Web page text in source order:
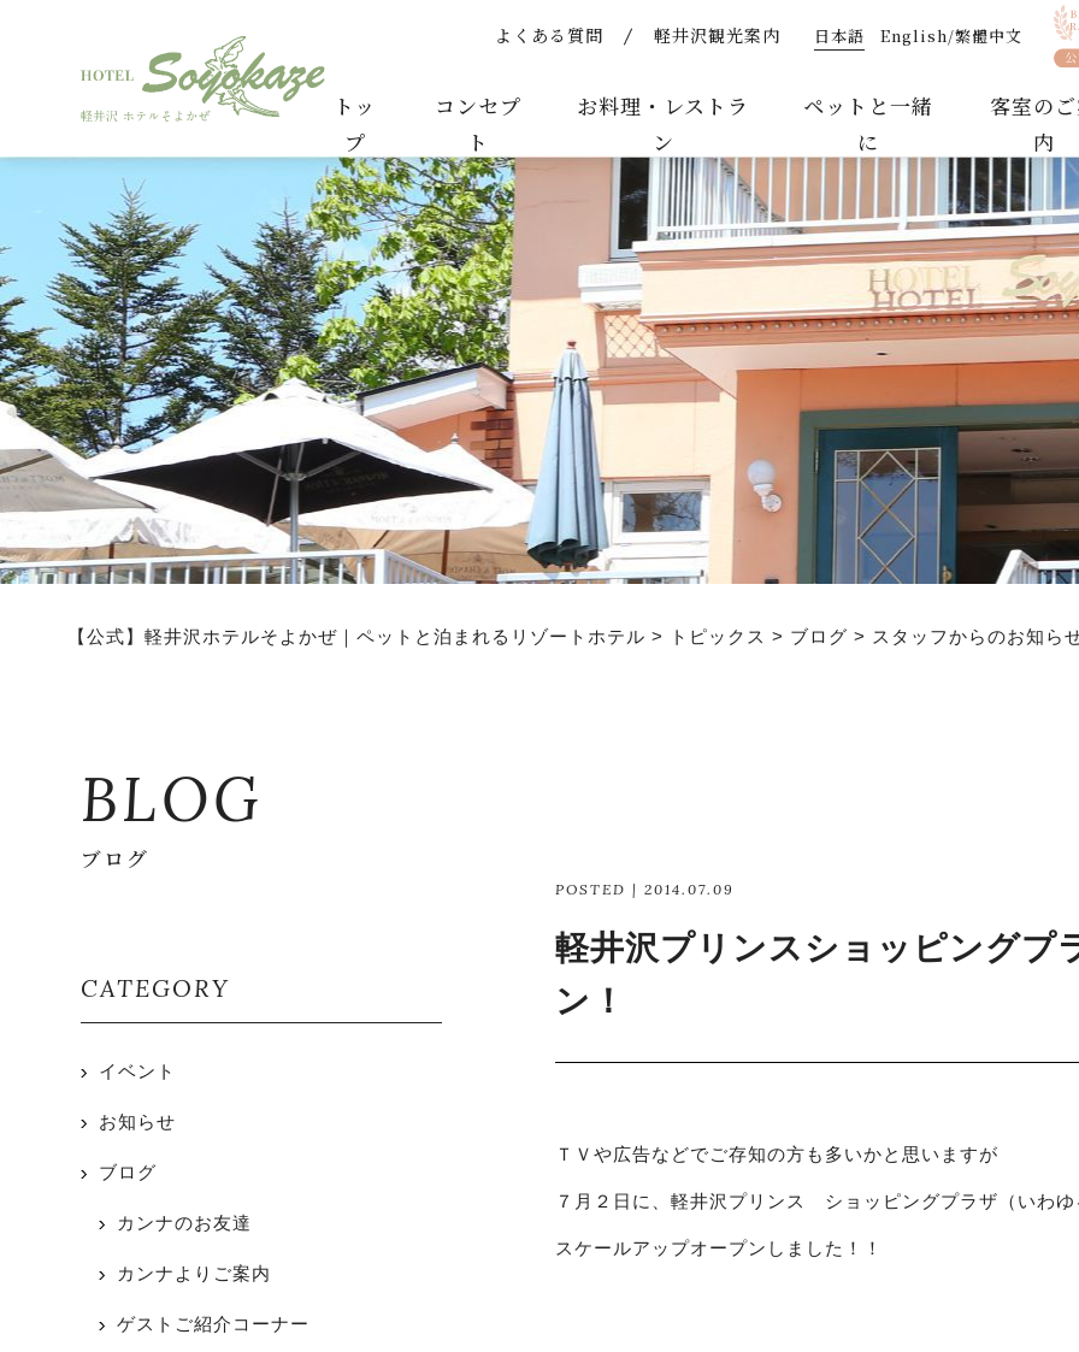
軽井沢プリンスショッピングプラザ スケールアップオープン！ | スタッフからのお知らせ | 【公式】軽井
よくある質問 軽井沢観光案内 日本語 English/繁體中文
トッ
プ
コンセプ
ト
お料理・レストラ
ン
ペットと一緒
に
客室の
内
【公式】軽井沢ホテルそよかぜ｜ペットと泊まれるリゾートホテル > トピックス > ブログ > スタッフからのお知ら
BLOG
ブログ
POSTED | 2014.07.09
軽井沢プリンスショッピング
ン！
ＴＶや広告などでご存知の方も多いかと思いますが
７月２日に、軽井沢プリンス ショッピングプラザ （いわ
スケールアップオープンしました！！
CATEGORY
イベント
お知らせ
ブログ
カンナのお友達
カンナよりご案内
ゲストご紹介コーナー